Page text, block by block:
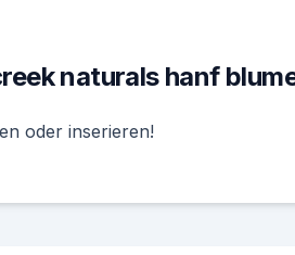
naturals hanf
oder inserieren!